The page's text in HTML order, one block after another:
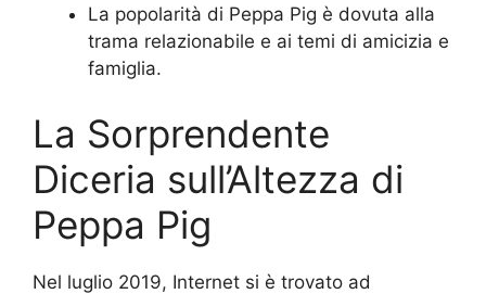
La popolarità di Peppa Pig è dovuta alla
trama relazionabile e ai temi di amicizia e
famiglia.
La Sorprendente
Diceria sull’Altezza di
Peppa Pig
Nel luglio 2019, Internet si è trovato ad